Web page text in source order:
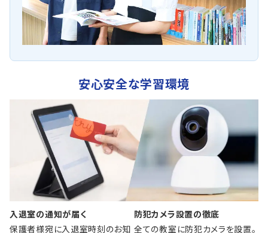
安心安全な学習環境
入退室の通知が届く
保護者様宛に入退室時刻のお知
防犯カメラ設置の徹底
全ての教室に防犯カメラを設置。